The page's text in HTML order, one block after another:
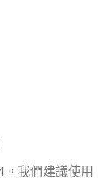
。我們建議使用